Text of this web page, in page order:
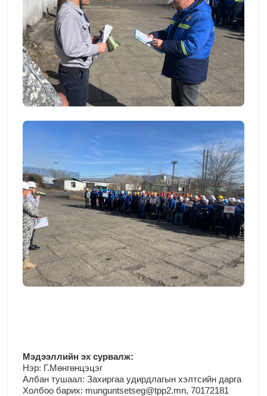
Мэдээллийн эх сурвалж:
Нэр: Г.Мөнгөнцэцэг
Албан тушаал: Захиргаа удирдлагын хэлтсийн дарга
Холбоо барих: munguntsetseg@tpp2.mn, 70172181